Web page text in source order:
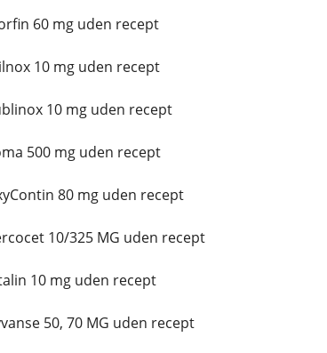
60 mg uden recept
10 mg uden recept
10 mg uden recept
500 mg uden recept
80 mg uden recept
10/325 MG uden recept
10 mg uden recept
50, 70 MG uden recept